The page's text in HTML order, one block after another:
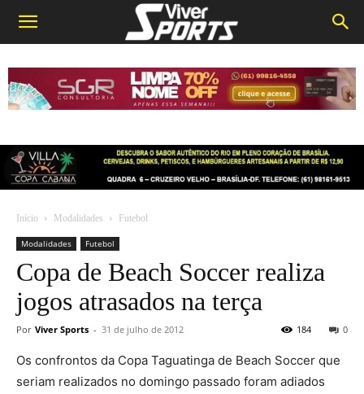
Início Modalidades Futebol
Modalidades Futebol
Copa de Beach Soccer realiza
jogos atrasados na terça
Por Viver Sports - 31 de julho de 2012 0
184
Os confrontos da Copa Taguatinga de Beach Soccer que
seriam realizados no domingo passado foram adiados